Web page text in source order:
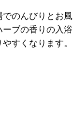
のんびりとお風
ブの香りの入浴
すくなります。